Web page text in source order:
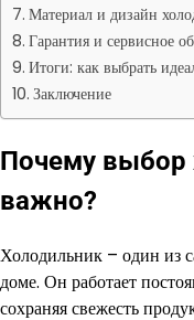
Материал и дизайн
Гарантия и сервисное
Итоги: как выбрать
Заключение
Почему выбор
важно?
Холодильник – один из
доме. Он работает
сохраняя свежесть